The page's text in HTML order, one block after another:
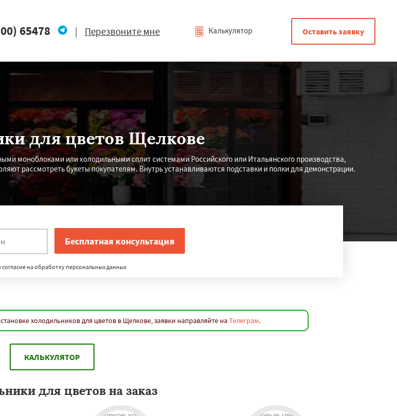
65478 | Перезвоните мне Калькулятор Оставить заявку
для цветов Щелкове
моноблоками или холодильными сплит системами Российского или Итальянского производства,
рассмотреть букеты покупателям. Внутрь устанавливаются подставки и полки для демонстрации.
на обработку персональных данных
холодильников для цветов в Щелкове, заявки направляйте на Телеграм.
КАЛЬКУЛЯТОР
для цветов на заказ